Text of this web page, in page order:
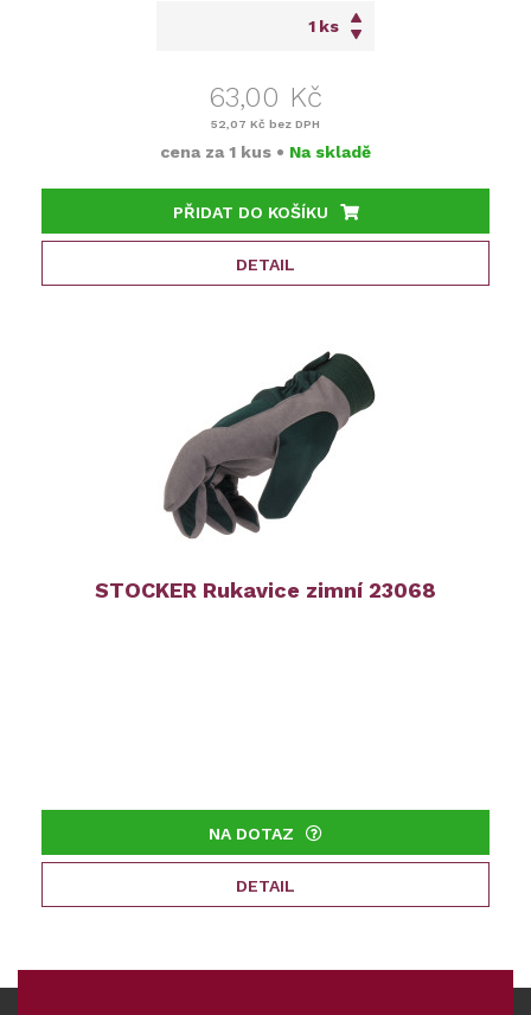
ks
63,00 Kč
52,07 Kč bez DPH
cena za 1 kus • Na skladě
PŘIDAT DO KOŠÍKU
DETAIL
STOCKER Rukavice zimní 23068
NA DOTAZ
DETAIL